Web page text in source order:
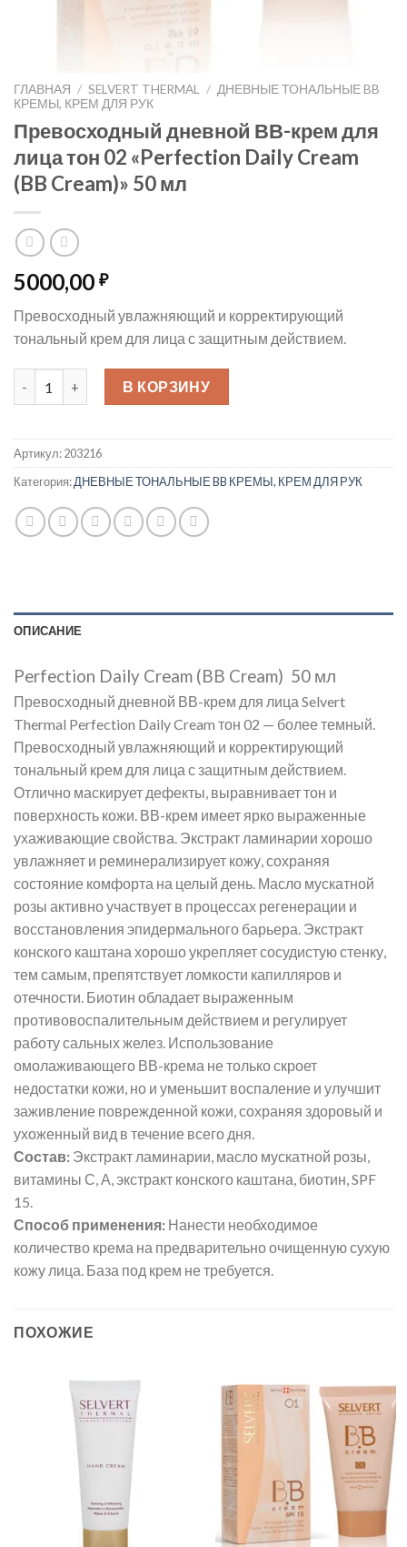
ГЛАВНАЯ / SELVERT THERMAL / ДНЕВНЫЕ ТОНАЛЬНЫЕ BB
КРЕМЫ, КРЕМ ДЛЯ РУК
Превосходный дневной ВВ-крем для
лица тон 02 «Perfection Daily Cream
(BB Cream)» 50 мл
5000,00 ₽
Превосходный увлажняющий и корректирующий
тональный крем для лица с защитным действием.
Количество товара Превосходный дневной ВВ-крем для
В КОРЗИНУ
Артикул:203216
Категория:ДНЕВНЫЕ ТОНАЛЬНЫЕ BB КРЕМЫ, КРЕМ ДЛЯ РУК
ОПИСАНИЕ
Perfection Daily Cream (BB Cream) 50 мл
Превосходный дневной ВВ-крем для лица Selvert
Thermal Perfection Daily Cream тон 02 — более темный.
Превосходный увлажняющий и корректирующий
тональный крем для лица с защитным действием.
Отлично маскирует дефекты, выравнивает тон и
поверхность кожи. ВВ-крем имеет ярко выраженные
ухаживающие свойства. Экстракт ламинарии хорошо
увлажняет и реминерализирует кожу, сохраняя
состояние комфорта на целый день. Масло мускатной
розы активно участвует в процессах регенерации и
восстановления эпидермального барьера. Экстракт
конского каштана хорошо укрепляет сосудистую стенку,
тем самым, препятствует ломкости капилляров и
отечности. Биотин обладает выраженным
противовоспалительным действием и регулирует
работу сальных желез. Использование
омолаживающего ВВ-крема не только скроет
недостатки кожи, но и уменьшит воспаление и улучшит
заживление поврежденной кожи, сохраняя здоровый и
ухоженный вид в течение всего дня.
Состав: Экстракт ламинарии, масло мускатной розы,
витамины С, А, экстракт конского каштана, биотин, SPF
15.
Способ применения: Нанести необходимое
количество крема на предварительно очищенную сухую
кожу лица. База под крем не требуется.
ПОХОЖИЕ